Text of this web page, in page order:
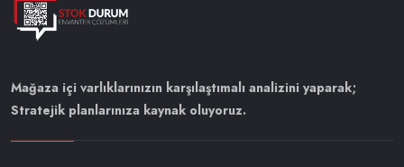
Mağaza içi varlıklarınızın karşılaştımalı analizini yaparak;
Stratejik planlarınıza kaynak oluyoruz.